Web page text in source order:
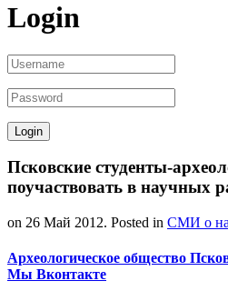
Login
Псковские студенты-
поучаствовать в научных
on 26 Май 2012. Posted in СМИ о
Археологическое общество
Мы Вконтакте